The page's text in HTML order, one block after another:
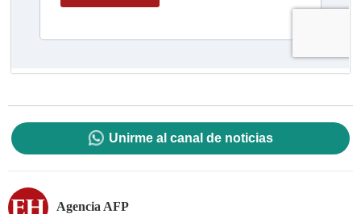
Unirme al canal de noticias
Agencia AFP